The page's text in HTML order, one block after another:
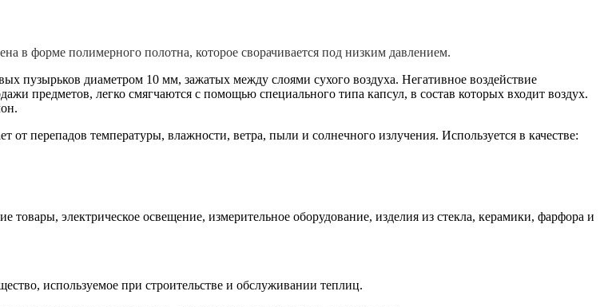
в форме полимерного полотна, которое сворачивается под низким давлением.
пузырьков диаметром 10 мм, зажатых между слоями сухого воздуха. Негативное воздействие
предметов, легко смягчаются с помощью специального типа капсул, в состав которых входит воздух.
перепадов температуры, влажности, ветра, пыли и солнечного излучения. Используется в качестве:
товары, электрическое освещение, измерительное оборудование, изделия из стекла, керамики, фарфора и
используемое при строительстве и обслуживании теплиц.